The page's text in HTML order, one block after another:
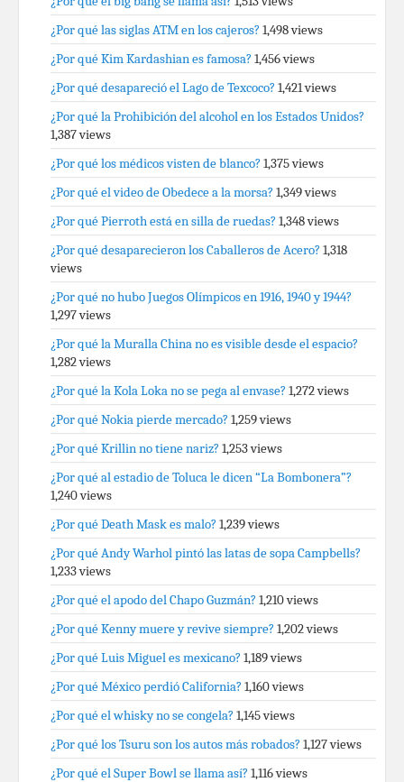
¿Por qué las siglas ATM en los cajeros? 1,498 views
¿Por qué Kim Kardashian es famosa? 1,456 views
¿Por qué desapareció el Lago de Texcoco? 1,421 views
¿Por qué la Prohibición del alcohol en los Estados Unidos?
1,387 views
¿Por qué los médicos visten de blanco? 1,375 views
¿Por qué el video de Obedece a la morsa? 1,349 views
¿Por qué Pierroth está en silla de ruedas? 1,348 views
¿Por qué desaparecieron los Caballeros de Acero? 1,318
views
¿Por qué no hubo Juegos Olímpicos en 1916, 1940 y 1944?
1,297 views
¿Por qué la Muralla China no es visible desde el espacio?
1,282 views
¿Por qué la Kola Loka no se pega al envase? 1,272 views
¿Por qué Nokia pierde mercado? 1,259 views
¿Por qué Krillin no tiene nariz? 1,253 views
¿Por qué al estadio de Toluca le dicen “La Bombonera”?
1,240 views
¿Por qué Death Mask es malo? 1,239 views
¿Por qué Andy Warhol pintó las latas de sopa Campbells?
1,233 views
¿Por qué el apodo del Chapo Guzmán? 1,210 views
¿Por qué Kenny muere y revive siempre? 1,202 views
¿Por qué Luis Miguel es mexicano? 1,189 views
¿Por qué México perdió California? 1,160 views
¿Por qué el whisky no se congela? 1,145 views
¿Por qué los Tsuru son los autos más robados? 1,127 views
¿Por qué el Super Bowl se llama así? 1,116 views